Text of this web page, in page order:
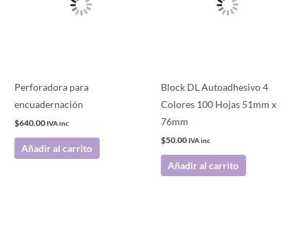
Perforadora para
encuadernación
$640.00 IVA inc
Añadir al carrito
Block DL Autoadhesivo 4
Colores 100 Hojas 51mm x
76mm
$50.00 IVA inc
Añadir al carrito